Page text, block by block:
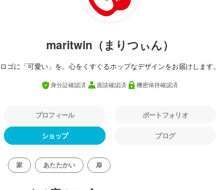
maritwin（まりつぃん）
ロゴに「可愛い」を。心をくすぐるホップなデザインをお届けします。
身分証確認済 面談確認済 機密保持確認済
プロフィール ポートフォリオ
ショップ ブログ
家 あたたかい 扉